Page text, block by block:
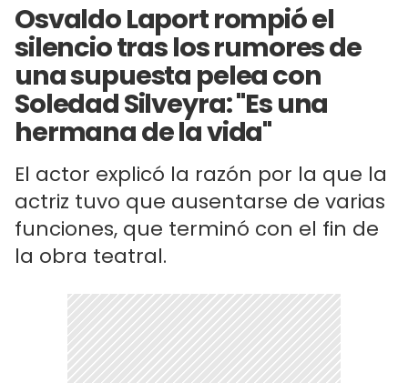
Osvaldo Laport rompió el
silencio tras los rumores de
una supuesta pelea con
Soledad Silveyra: "Es una
hermana de la vida"
El actor explicó la razón por la que la
actriz tuvo que ausentarse de varias
funciones, que terminó con el fin de
la obra teatral.